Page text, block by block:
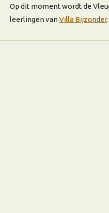
Op dit moment wordt de
leerlingen vanVilla Bijzonder.